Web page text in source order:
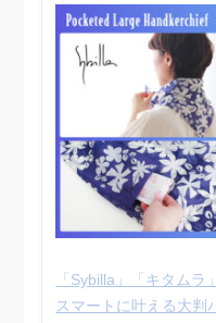
「Sybilla」「キタム
スマートに叶える大判